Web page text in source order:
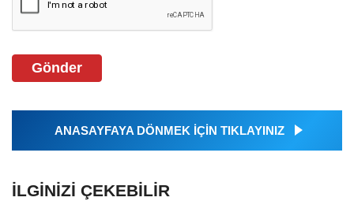
Gönder
ANASAYFAYA DÖNMEK İÇİN TIKLAYINIZ
İLGINIZI ÇEKEBILIR